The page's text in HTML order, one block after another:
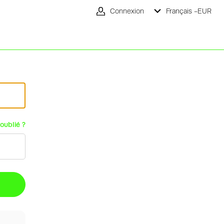
Connexion Français -EUR
?